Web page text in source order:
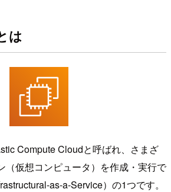
は
Compute Cloudと呼ばれ、さまざ
（仮想コンピュータ）を作成・実行で
as-a-Service）の1つです。